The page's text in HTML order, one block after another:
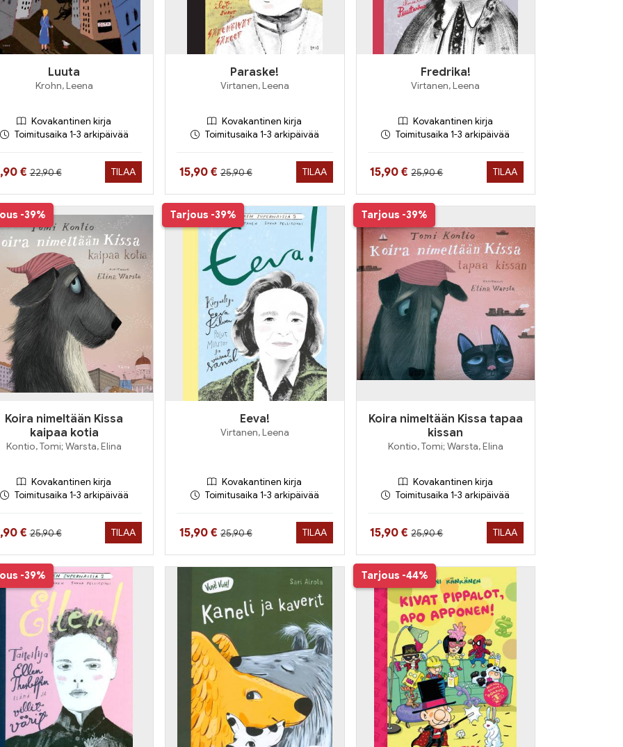
Luuta
Krohn, Leena
Kovakantinen kirja
Toimitusaika 1-3 arkipäivää
nyt
€Hinta aiemmin
22,90 € TILAA
Paraske!
Virtanen, Leena
Kovakantinen kirja
Toimitusaika 1-3 arkipäivää
Hinta nyt
15,90 € Hinta aiemmin
25,90 € TILAA
Fredrika!
Virtanen, Leena
Kovakantinen kirja
Toimitusaika 1-3 arkipäivää
Hinta nyt
15,90 €Hinta aiemmin
25,90 € TILAA
-39%
Koira nimeltään Kissa
kaipaa kotia
Kontio, Tomi; Warsta, Elina
Kovakantinen kirja
Toimitusaika 1-3 arkipäivää
nyt
€Hinta aiemmin
25,90 € TILAA
Tarjous -39%
Eeva!
Virtanen, Leena
Kovakantinen kirja
Toimitusaika 1-3 arkipäivää
Hinta nyt
15,90 € Hinta aiemmin
25,90 € TILAA
Tarjous -39%
Koira nimeltään Kissa tapaa
kissan
Kontio, Tomi; Warsta, Elina
Kovakantinen kirja
Toimitusaika 1-3 arkipäivää
Hinta nyt
15,90 €Hinta aiemmin
25,90 € TILAA
-39% Tarjous -44%